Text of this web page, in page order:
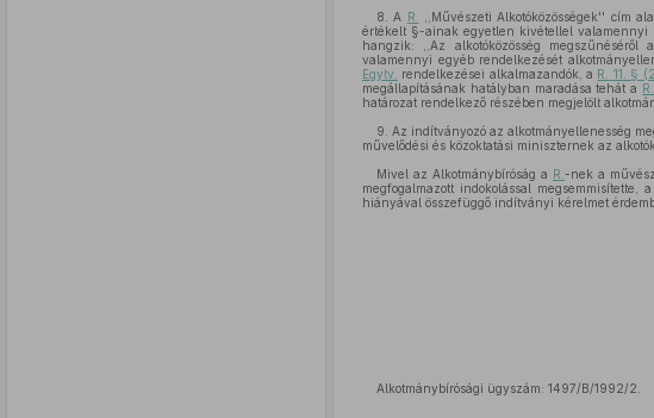
8. A R. ,,Művészeti Alkotóközösségek'' cím
értékelt §-ainak egyetlen kivétellel
hangzik: ,,Az alkotóközösség
valamennyi egyéb rendelkezését
Egytv.
rendelkezései alkalmazandók, a R. 11. §
megállapításának hatályban maradása tehát a R.
határozat rendelkező részében megjelölt
9. Az indítványozó az alkotmányellenesség
művelődési és közoktatási miniszternek az
Mivel az Alkotmánybíróság a R.-nek a
megfogalmazott indokolással
hiányával összefüggő indítványi kérelmet
Alkotmánybírósági ügyszám: 1497/B/1992/2.